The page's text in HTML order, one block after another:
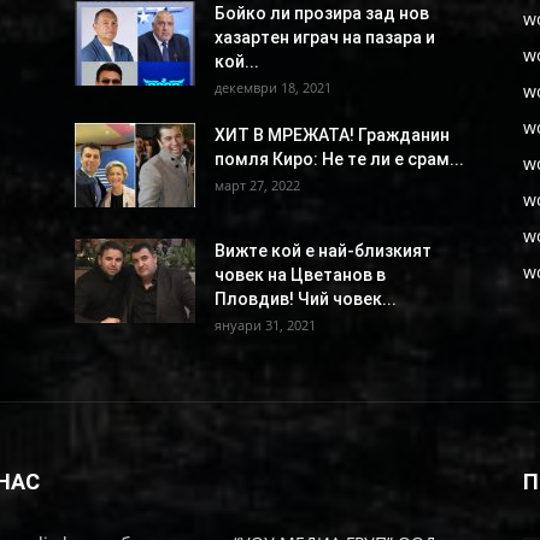
Бойко ли прозира зад нов
хазартен играч на пазара и
кой...
декември 18, 2021
ХИТ В МРЕЖАТА! Гражданин
помля Киро: Не те ли е срам...
март 27, 2022
Вижте кой е най-близкият
човек на Цветанов в
Пловдив! Чий човек...
януари 31, 2021